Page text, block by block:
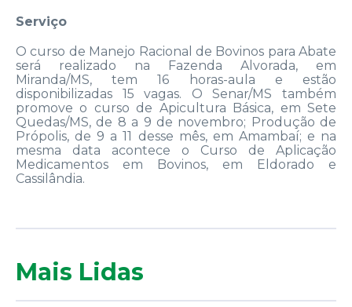
Serviço
O curso de Manejo Racional de Bovinos para Abate
será realizado na Fazenda Alvorada, em
Miranda/MS, tem 16 horas-aula e estão
disponibilizadas 15 vagas. O Senar/MS também
promove o curso de Apicultura Básica, em Sete
Quedas/MS, de 8 a 9 de novembro; Produção de
Própolis, de 9 a 11 desse mês, em Amambaí; e na
mesma data acontece o Curso de Aplicação
Medicamentos em Bovinos, em Eldorado e
Cassilândia.
Mais Lidas